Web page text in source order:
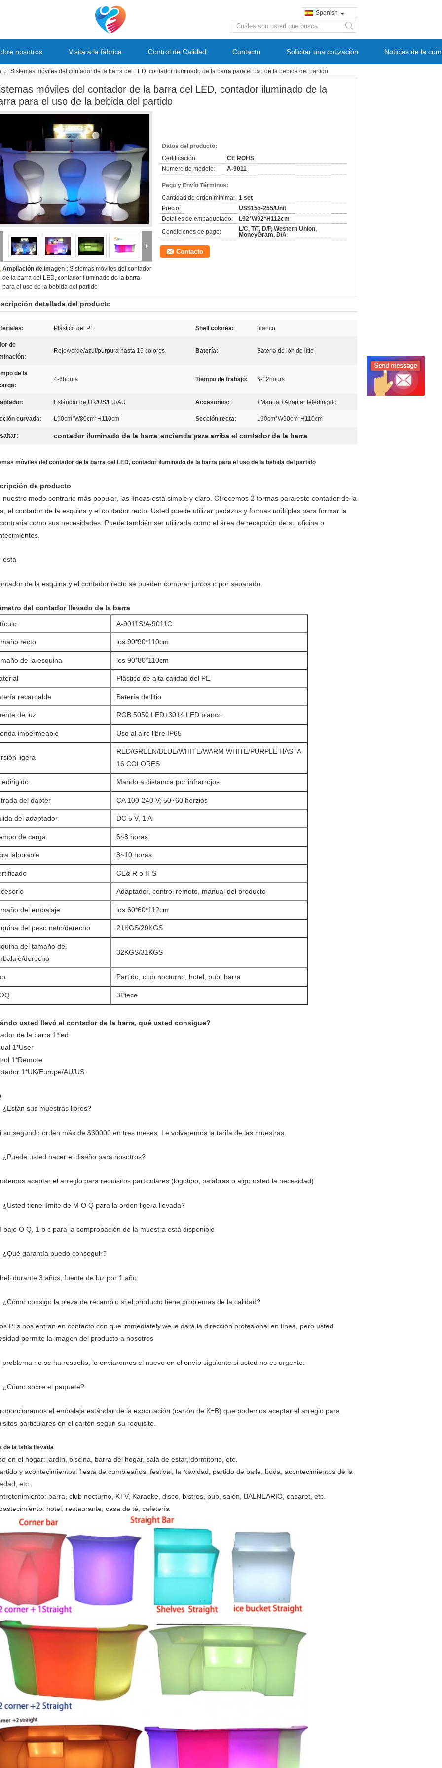
Spanish
search
nosotros Visita a la fábrica Control de Calidad Contacto Solicitar una cotización Noticias de la
Sistemas móviles del contador de la barra del LED, contador iluminado de la barra para el uso de la bebida del partido
móviles del contador de la barra del LED, contador iluminado de la
para el uso de la bebida del partido
Ampliación de imagen : Sistemas móviles del contador
de la barra del LED, contador iluminado de la barra
para el uso de la bebida del partido
Datos del producto:
Certificación:
CE ROHS
Número de modelo:
A-9011
Pago y Envío Términos:
Cantidad de orden mínima: 1 set
Precio:
US$155-255/Unit
Detalles de empaquetado:
L92*W92*H112cm
Condiciones de pago:
L/C, T/T, D/P, Western Union,
MoneyGram, D/A
Contacto
detallada del producto
Plástico del PE Shell colorea: blanco
de
Rojo/verde/azul/púrpura hasta 16 colores Batería: Batería de ión de litio
de la
4-6hours Tiempo de trabajo: 6-12hours
Estándar de UK/US/EU/AU Accesorios: +Manual+Adapter teledirigido
curvada: L90cm*W80cm*H110cm Sección recta: L90cm*W90cm*H110cm
contador iluminado de la barra, encienda para arriba el contador de la barra
móviles del contador de la barra del LED, contador iluminado de la barra para el uso de la bebida del partido
de producto
nuestro modo contrario más popular, las líneas está simple y claro. Ofrecemos 2 formas para este contador de la
el contador de la esquina y el contador recto. Usted puede utilizar pedazos y formas múltiples para formar la
como sus necesidades. Puede también ser utilizada como el área de recepción de su oficina o
está
de la esquina y el contador recto se pueden comprar juntos o por separado.
del contador llevado de la barra
A-9011S/A-9011C
recto los 90*90*110cm
de la esquina los 90*80*110cm
Plástico de alta calidad del PE
recargable Batería de litio
de luz RGB 5050 LED+3014 LED blanco
impermeable Uso al aire libre IP65
ligera
RED/GREEN/BLUE/WHITE/WARM WHITE/PURPLE HASTA
16 COLORES
Mando a distancia por infrarrojos
del dapter CA 100-240 V; 50~60 herzios
del adaptador DC 5 V, 1 A
de carga 6~8 horas
laborable 8~10 horas
CE& R o H S
Adaptador, control remoto, manual del producto
del embalaje los 60*60*112cm
del peso neto/derecho 21KGS/29KGS
del tamaño del
derecho
32KGS/31KGS
Partido, club nocturno, hotel, pub, barra
3Piece
usted llevó el contador de la barra, qué usted consigue?
de la barra 1*led
1*User
1*Remote
1*UK/Europe/AU/US
¿Están sus muestras libres?
su segundo orden más de $30000 en tres meses. Le volveremos la tarifa de las muestras.
¿Puede usted hacer el diseño para nosotros?
aceptar el arreglo para requisitos particulares (logotipo, palabras o algo usted la necesidad)
¿Usted tiene límite de M O Q para la orden ligera llevada?
bajo O Q, 1 p c para la comprobación de la muestra está disponible
¿Qué garantía puedo conseguir?
durante 3 años, fuente de luz por 1 año.
¿Cómo consigo la pieza de recambio si el producto tiene problemas de la calidad?
Pl s nos entran en contacto con que immediately.we le dará la dirección profesional en línea, pero usted
permite la imagen del producto a nosotros
problema no se ha resuelto, le enviaremos el nuevo en el envío siguiente si usted no es urgente.
¿Cómo sobre el paquete?
el embalaje estándar de la exportación (cartón de K=B) que podemos aceptar el arreglo para
particulares en el cartón según su requisito.
de la tabla llevada
en el hogar: jardín, piscina, barra del hogar, sala de estar, dormitorio, etc.
y acontecimientos: fiesta de cumpleaños, festival, la Navidad, partido de baile, boda, acontecimientos de la
etc.
barra, club nocturno, KTV, Karaoke, disco, bistros, pub, salón, BALNEARIO, cabaret, etc.
hotel, restaurante, casa de té, cafetería